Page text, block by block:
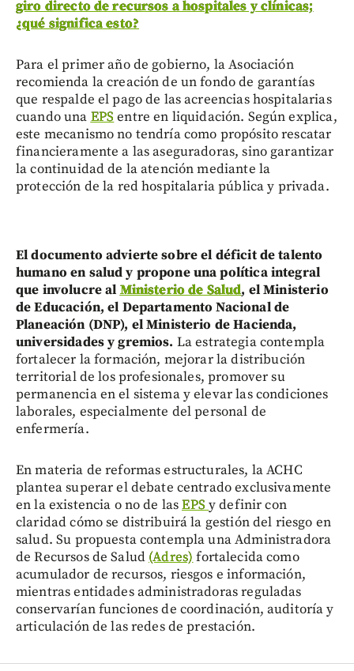
giro directo de recursos a hospitales y clínicas;
¿qué significa esto?
Para el primer año de gobierno, la Asociación
recomienda la creación de un fondo de garantías
que respalde el pago de las acreencias hospitalarias
cuando una EPS entre en liquidación. Según explica,
este mecanismo no tendría como propósito rescatar
financieramente a las aseguradoras, sino garantizar
la continuidad de la atención mediante la
protección de la red hospitalaria pública y privada.
El documento advierte sobre el déficit de talento
humano en salud y propone una política integral
que involucre al Ministerio de Salud, el Ministerio
de Educación, el Departamento Nacional de
Planeación (DNP), el Ministerio de Hacienda,
universidades y gremios. La estrategia contempla
fortalecer la formación, mejorar la distribución
territorial de los profesionales, promover su
permanencia en el sistema y elevar las condiciones
laborales, especialmente del personal de
enfermería.
En materia de reformas estructurales, la ACHC
plantea superar el debate centrado exclusivamente
en la existencia o no de lasEPS y definir con
claridad cómo se distribuirá la gestión del riesgo en
salud. Su propuesta contempla una Administradora
de Recursos de Salud (Adres) fortalecida como
acumulador de recursos, riesgos e información,
mientras entidades administradoras reguladas
conservarían funciones de coordinación, auditoría y
articulación de las redes de prestación.